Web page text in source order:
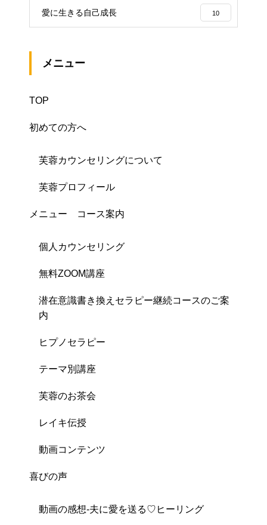
愛に生きる自己成長 10
メニュー
TOP
初めての方へ
芙蓉カウンセリングについて
芙蓉プロフィール
メニュー コース案内
個人カウンセリング
無料ZOOM講座
潜在意識書き換えセラピー継続コースのご案
内
ヒプノセラピー
テーマ別講座
芙蓉のお茶会
レイキ伝授
動画コンテンツ
喜びの声
動画の感想-夫に愛を送る♡ヒーリング